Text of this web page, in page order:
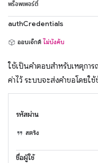
พร็อพเพอร์ตี้
authCredentials
ออบเจ็กต์ ไม่บังคับ
ใช้เป็นคำตอบสำหรับเหตุก
ค่าไว้ ระบบจะส่งคำขอโดยใ
รหัสผ่าน
สตริง
ชื่อผู้ใช้